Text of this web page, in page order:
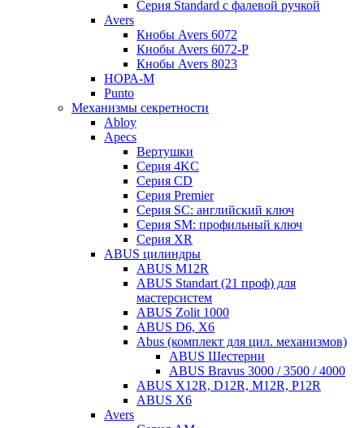
Серия Standard с фалевой ручкой
Avers
Кнобы Avers 6072
Кнобы Avers 6072-P
Кнобы Avers 8023
НОРА-М
Punto
Механизмы секретности
Abloy
Apecs
Вертушки
Серия 4KC
Серия CD
Серия Premier
Серия SC: английский ключ
Серия SM: профильный ключ
Серия XR
ABUS цилиндры
ABUS M12R
ABUS Standart (21 проф) для
мастерсистем
ABUS Zolit 1000
ABUS D6, X6
Abus (комплект для цил. механизмов)
ABUS Шестерни
ABUS Bravus 3000 / 3500 / 4000
ABUS X12R, D12R, M12R, P12R
ABUS X6
Avers